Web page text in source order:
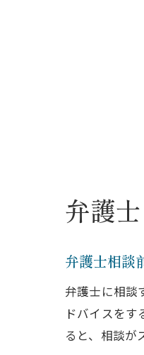
弁護
弁護士相談
弁護士に相談
ドバイスを
ると、相談が